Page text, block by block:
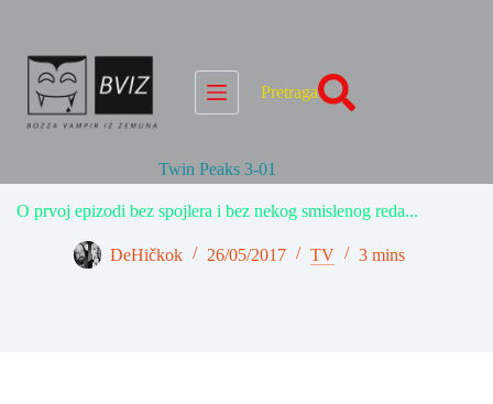
Pretraga
Twin Peaks 3-01
O prvoj epizodi bez spojlera i bez nekog smislenog reda...
DeHičkok 26/05/2017 TV 3 mins